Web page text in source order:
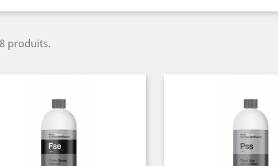
produits.